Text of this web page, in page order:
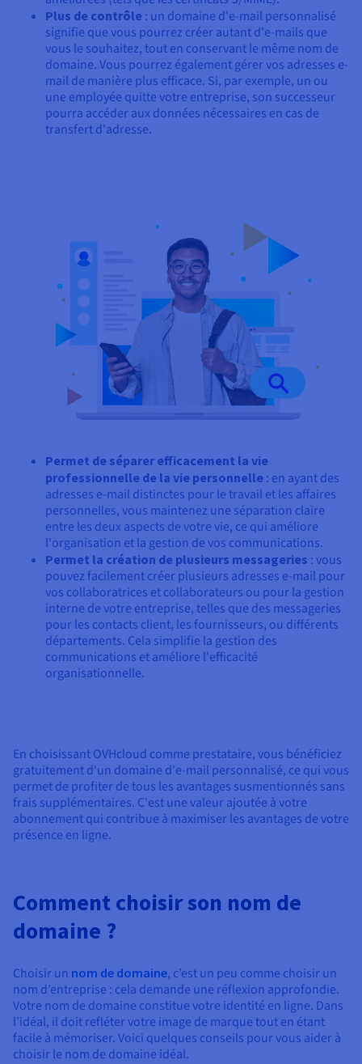
Plus de contrôle : un domaine d'e-mail personnalisé
signifie que vous pourrez créer autant d'e-mails que
vous le souhaitez, tout en conservant le même nom de
domaine. Vous pourrez également gérer vos adresses e-
mail de manière plus efficace. Si, par exemple, un ou
une employée quitte votre entreprise, son successeur
pourra accéder aux données nécessaires en cas de
transfert d'adresse.
Permet de séparer efficacement la vie
professionnelle de la vie personnelle : en ayant des
adresses e-mail distinctes pour le travail et les affaires
personnelles, vous maintenez une séparation claire
entre les deux aspects de votre vie, ce qui améliore
l'organisation et la gestion de vos communications.
Permet la création de plusieurs messageries : vous
pouvez facilement créer plusieurs adresses e-mail pour
vos collaboratrices et collaborateurs ou pour la gestion
interne de votre entreprise, telles que des messageries
pour les contacts client, les fournisseurs, ou différents
départements. Cela simplifie la gestion des
communications et améliore l'efficacité
organisationnelle.
En choisissant OVHcloud comme prestataire, vous bénéficiez
gratuitement d'un domaine d'e-mail personnalisé, ce qui vous
permet de profiter de tous les avantages susmentionnés sans
frais supplémentaires. C'est une valeur ajoutée à votre
abonnement qui contribue à maximiser les avantages de votre
présence en ligne.
Comment choisir son nom de
domaine ?
Choisir un nom de domaine, c’est un peu comme choisir un
nom d’entreprise : cela demande une réflexion approfondie.
Votre nom de domaine constitue votre identité en ligne. Dans
l’idéal, il doit refléter votre image de marque tout en étant
facile à mémoriser. Voici quelques conseils pour vous aider à
choisir le nom de domaine idéal.